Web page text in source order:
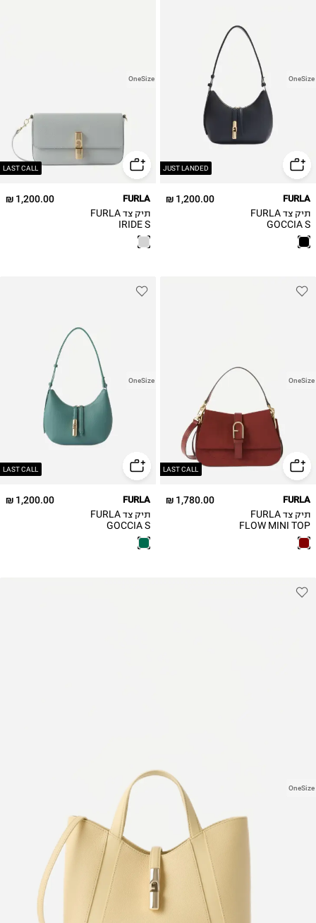
JUST LANDED
OneSize
1,200.00 ₪ FURLA
תיק צד FURLA
GOCCIA S
נשים
LAST CALL
OneSize
1,200.00 ₪ FURLA
תיק צד FURLA
IRIDE S
נשים
LAST CALL
OneSize
1,780.00 ₪ FURLA
תיק צד FURLA
FLOW MINI TOP
HANDLE / נשים
LAST CALL
OneSize
1,200.00 ₪ FURLA
תיק צד FURLA
GOCCIA S
נשים
OneSize